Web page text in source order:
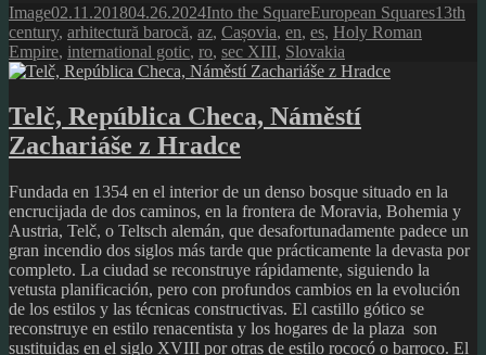
Format
ImagePosted
on
02.11.201804.26.2024Author
Into the SquareCategories
European SquaresTags
13th
century, arhitectură barocă, az, Cașovia, en, es, Holy Roman
Empire, international gotic, ro, sec XIII, Slovakia
Telč, República Checa, Náměstí
Zachariáše z Hradce
Fundada en 1354 en el interior de un denso bosque situado en la
encrucijada de dos caminos, en la frontera de Moravia, Bohemia y
Austria, Telč, o Teltsch alemán, que desafortunadamente padece un
gran incendio dos siglos más tarde que prácticamente la devasta por
completo. La ciudad se reconstruye rápidamente, siguiendo la
vetusta planificación, pero con profundos cambios en la evolución
de los estilos y las técnicas constructivas. El castillo gótico se
reconstruye en estilo renacentista y los hogares de la plaza son
sustituidas en el siglo XVIII por otras de estilo rococó o barroco. El